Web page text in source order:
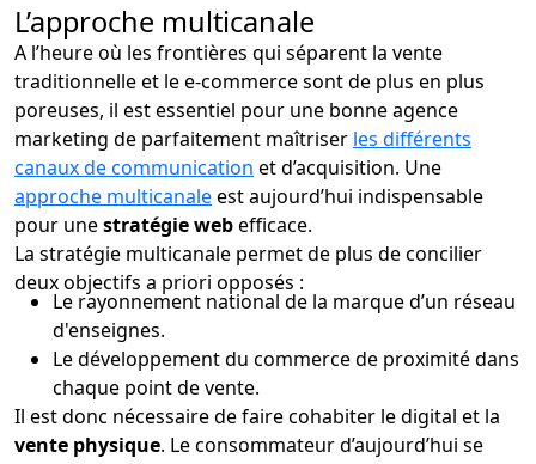
L’approche multicanale
A l’heure où les frontières qui séparent la vente
traditionnelle et le e-commerce sont de plus en plus
poreuses, il est essentiel pour une bonne agence
marketing de parfaitement maîtriser les différents
canaux de communication et d’acquisition. Une
approche multicanaleest aujourd’hui indispensable
pour unestratégie webefficace.
La stratégie multicanale permet de plus de concilier
deux objectifs a priori opposés :
Le rayonnement national de la marque d’un réseau
d'enseignes.
Le développement du commerce de proximité dans
chaque point de vente.
Il est donc nécessaire de faire cohabiter le digital et la
vente physique. Le consommateur d’aujourd’hui se